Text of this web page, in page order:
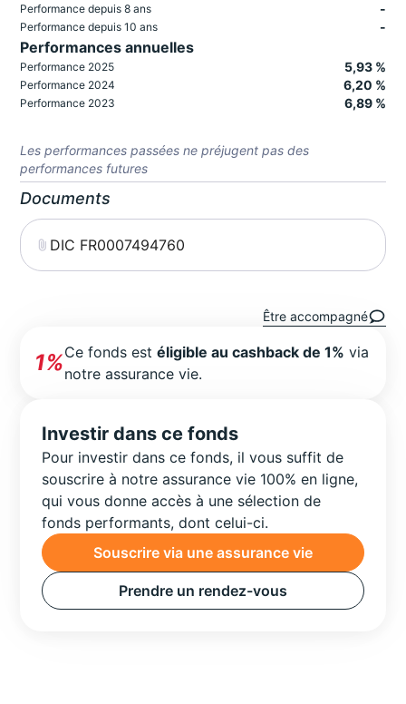
Performance depuis 8 ans -
Performance depuis 10 ans -
Performances annuelles
Performance 2025 5,93 %
Performance 2024 6,20 %
Performance 2023 6,89 %
Les performances passées ne préjugent pas des
performances futures
Documents
DIC FR0007494760
Être accompagné
1%Ce fonds estéligible au cashback de 1% via
notre assurance vie.
Investir dans ce fonds
Pour investir dans ce fonds, il vous suffit de
souscrire à notre assurance vie 100% en ligne,
qui vous donne accès à une sélection de
fonds performants, dont celui-ci.
Souscrire via une assurance vie
Prendre un rendez-vous